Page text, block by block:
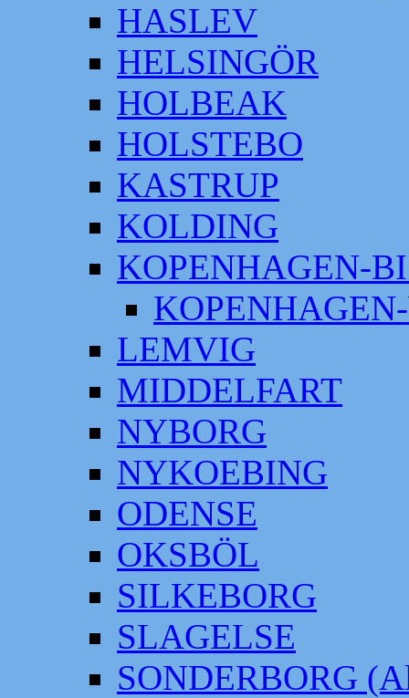
HASLEV
HELSINGÖR
HOLBEAK
HOLSTEBO
KASTRUP
KOLDING
KOPENHAGEN-
LEMVIG
MIDDELFART
NYBORG
NYKOEBING
ODENSE
OKSBÖL
SILKEBORG
SLAGELSE
SONDERBORG